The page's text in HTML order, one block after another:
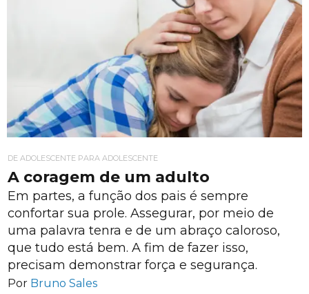
DE ADOLESCENTE PARA ADOLESCENTE
A coragem de um adulto
Em partes, a função dos pais é sempre
confortar sua prole. Assegurar, por meio de
uma palavra tenra e de um abraço caloroso,
que tudo está bem. A fim de fazer isso,
precisam demonstrar força e segurança.
Por Bruno Sales